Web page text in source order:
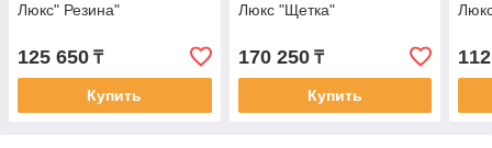
Люкс" Резина"
125 650 ₸
Купить
Люкс "Щетка"
170 250₸
Купить